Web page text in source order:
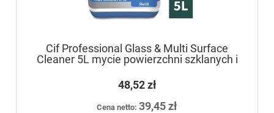
Cif Professional Glass & Multi Surface
Cleaner 5L mycie powierzchni szklanych i
48,52 zł
Cena netto: 39,45 zł